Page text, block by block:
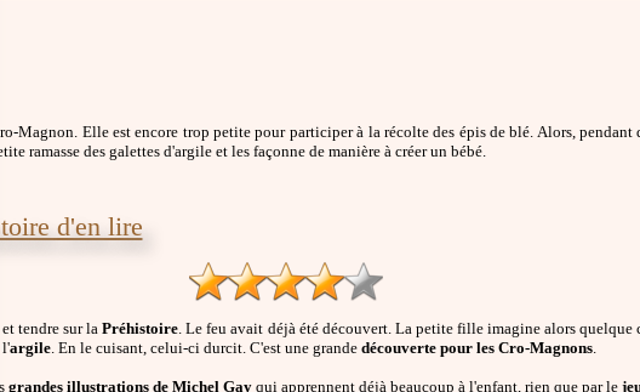
Magnon. Elle est encore trop petite pour participer à la récolte des épis de blé. Alors, pendant
ramasse des galettes d'argile et les façonne de manière à créer un bébé.
d'en lire
tendre sur laPréhistoire . Le feu avait déjà été découvert. La petite fille imagine alors quelque
l'argile. En le cuisant, celui-ci durcit. C'est une grande découverte pour les Cro-Magnons.
grandes illustrations de Michel Gayqui apprennent déjà beaucoup à l'enfant, rien que par le